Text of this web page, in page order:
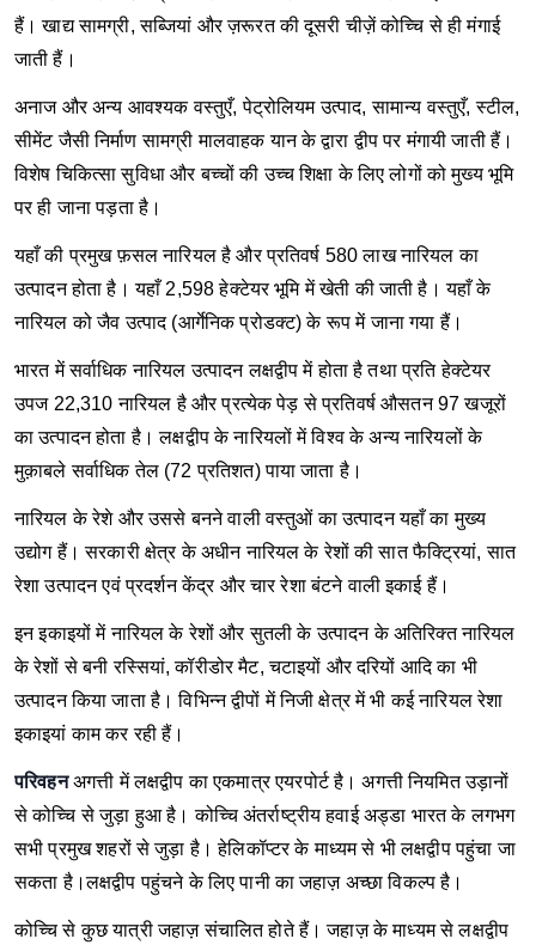
हैं। खाद्य सामग्री, सब्जियां और ज़रूरत की दूसरी चीज़ें कोच्चि से ही मंगाई
जाती हैं।
अनाज और अन्य आवश्यक वस्तुएँ, पेट्रोलियम उत्पाद, सामान्य वस्तुएँ, स्टील,
सीमेंट जैसी निर्माण सामग्री मालवाहक यान के द्वारा द्वीप पर मंगायी जाती हैं।
विशेष चिकित्सा सुविधा और बच्चों की उच्च शिक्षा के लिए लोगों को मुख्य भूमि
पर ही जाना पड़ता है।
यहाँ की प्रमुख फ़सल नारियल है और प्रतिवर्ष 580 लाख नारियल का
उत्‍पादन होता है। यहाँ 2,598 हेक्‍टेयर भूमि में खेती की जाती है। यहाँ के
नारियल को जैव उत्‍पाद (आर्गेनिक प्रोडक्‍ट) के रूप में जाना गया हैं।
भारत में सर्वाधिक नारियल उत्‍पादन लक्षद्वीप में होता है तथा प्रति हेक्‍टेयर
उपज 22,310 नारियल है और प्रत्‍येक पेड़ से प्रतिवर्ष औसतन 97 खजूरों
का उत्‍पादन होता है। लक्षद्वीप के नारियलों में विश्‍व के अन्‍य नारियलों के
मुक़ाबले सर्वाधिक तेल (72 प्रतिशत) पाया जाता है।
नारियल के रेशे और उससे बनने वाली वस्‍तुओं का उत्‍पादन यहाँ का मुख्‍य
उद्योग हैं। सरकारी क्षेत्र के अधीन नारियल के रेशों की सात फैक्ट्रियां, सात
रेशा उत्‍पादन एवं प्रदर्शन केंद्र और चार रेशा बंटने वाली इकाई हैं।
इन इकाइयों में नारियल के रेशों और सुतली के उत्‍पादन के अतिरिक्‍त नारियल
के रेशों से बनी रस्सियां, कॉरीडोर मैट, चटाइयों और दरियों आदि का भी
उत्‍पादन किया जाता है। विभिन्‍न द्वीपों में निजी क्षेत्र में भी कई नारियल रेशा
इकाइयां काम कर रही हैं।
परिवहन अगत्ती में लक्षद्वीप का एकमात्र एयरपोर्ट है। अगत्ती नियमित उड़ानों
से कोच्चि से जुड़ा हुआ है। कोच्चि अंतर्राष्ट्रीय हवाई अड्डा भारत के लगभग
सभी प्रमुख शहरों से जुड़ा है। हेलिकॉप्टर के माध्यम से भी लक्षद्वीप पहुंचा जा
सकता है।लक्षद्वीप पहुंचने के लिए पानी का जहाज़ अच्छा विकल्प है।
कोच्चि से कुछ यात्री जहाज़ संचालित होते हैं। जहाज़ के माध्यम से लक्षद्वीप